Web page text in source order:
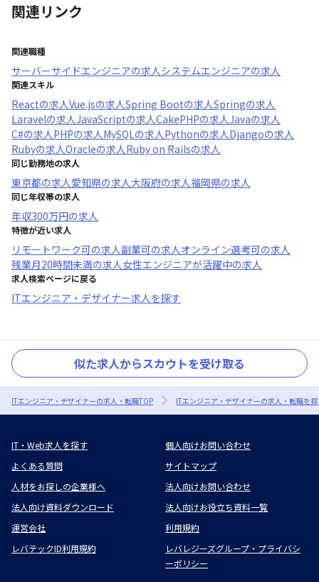
関連リンク
関連職種
サーバーサイドエンジニアの求人システムエンジニアの求人
関連スキル
Reactの求人Vue.jsの求人Spring Bootの求人Springの求人
Laravelの求人JavaScriptの求人CakePHPの求人Javaの求人
C#の求人PHPの求人MySQLの求人Pythonの求人Djangoの求人
Rubyの求人Oracleの求人Ruby on Railsの求人
同じ勤務地の求人
東京都の求人愛知県の求人大阪府の求人福岡県の求人
同じ年収帯の求人
年収300万円の求人
特徴が近い求人
リモートワーク可の求人副業可の求人オンライン選考可の求人
残業月20時間未満の求人女性エンジニアが活躍中の求人
求人検索ページに戻る
ITエンジニア・デザイナー求人を探す
似た求人からスカウトを受け取る
ITエンジニア・デザイナーの求人・転職TOP ITエンジニア・デザイナーの求人・転職を
IT・Web求人を探す
個人向けお問い合わせ
よくある質問
サイトマップ
人材をお探しの企業様へ
法人向けお問い合わせ
法人向け資料ダウンロード
法人向けお役立ち資料一覧
運営会社
利用規約
レバテックID利用規約
レバレジーズグループ・プライバシ
ーポリシー